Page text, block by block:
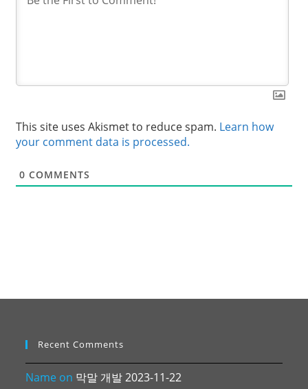
This site uses Akismet to reduce spam. Learn how
your comment data is processed.
0 COMMENTS
Recent Comments
Name on 막말 개발 2023-11-22